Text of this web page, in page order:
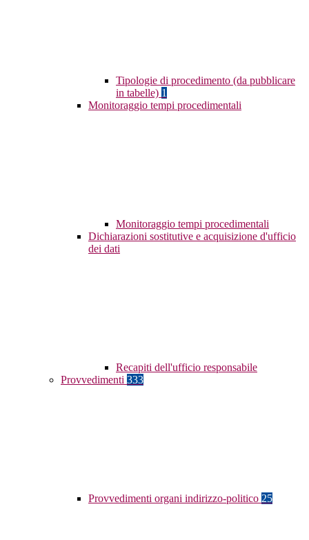
Tipologie di procedimento (da pubblicare
in tabelle) 1
Monitoraggio tempi procedimentali
Monitoraggio tempi procedimentali
Dichiarazioni sostitutive e acquisizione d'ufficio
dei dati
Recapiti dell'ufficio responsabile
Provvedimenti 333
Provvedimenti organi indirizzo-politico 25